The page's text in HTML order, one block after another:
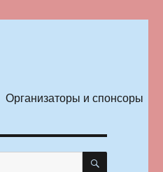
Организаторы и спонсоры
ПОИСК